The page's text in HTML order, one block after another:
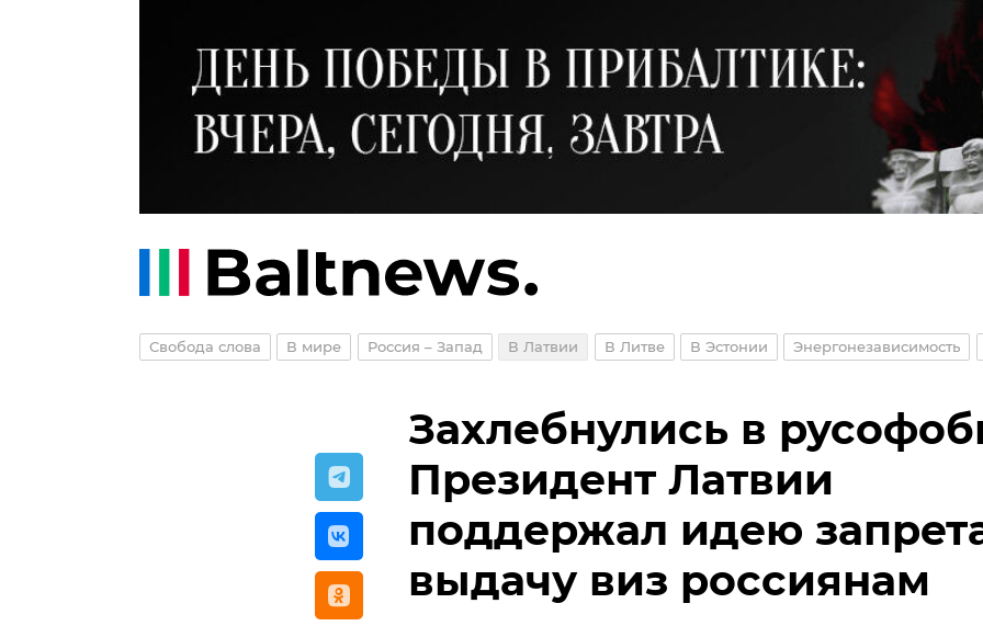
Свобода слова В мире Россия – Запад В Латвии В Литве В Эстонии Энергонезависимость
Захлебнулись в
Президент Латвии
поддержал идею
выдачу виз россиянам